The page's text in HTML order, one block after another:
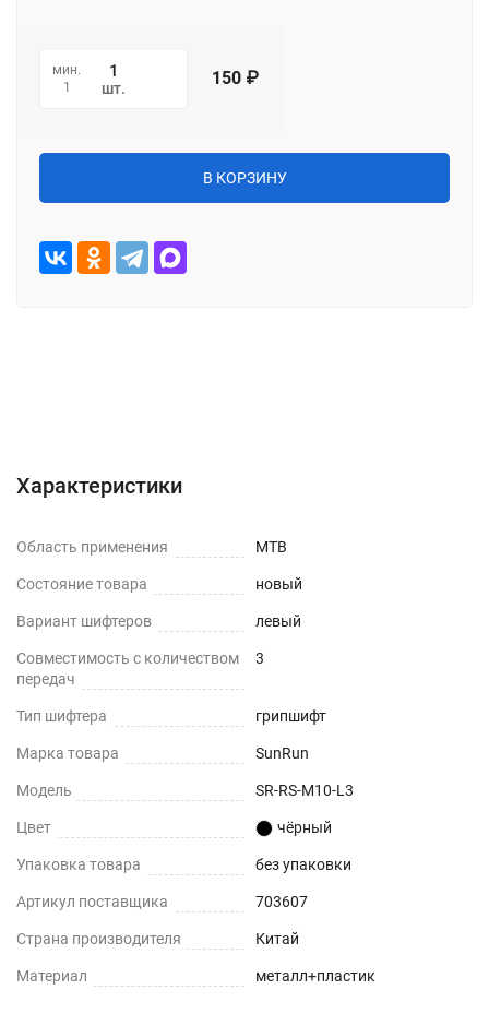
мин.
1
шт. 150 ₽
В КОРЗИНУ
Характеристики
Область применения MTB
Состояние товара новый
Вариант шифтеров левый
Совместимость с количеством
передач
3
Тип шифтера грипшифт
Марка товара SunRun
Модель SR-RS-M10-L3
Цвет чёрный
Упаковка товара без упаковки
Артикул поставщика 703607
Страна производителя Китай
Материал металл+пластик